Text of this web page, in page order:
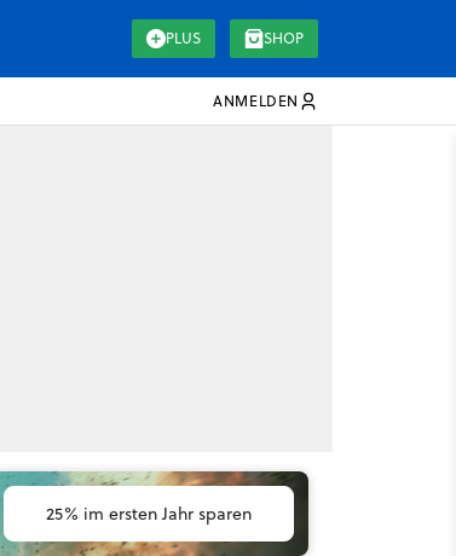
PLUS SHOP
ANMELDEN
25% im ersten Jahr sparen